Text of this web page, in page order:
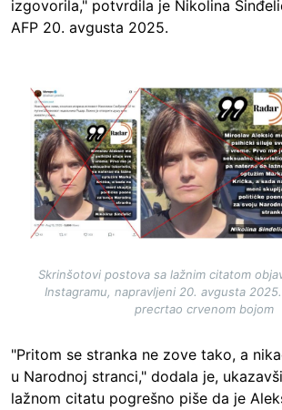
izgovorila," potvrdila je Nikolina
AFP 20. avgusta 2025.
Image
Skrinšotovi postova sa lažnim citatom
Instagramu, napravljeni 20. avgusta
precrtao crvenom bojom
"Pritom se stranka ne zove tako, a
u Narodnoj stranci," dodala je,
lažnom citatu pogrešno piše da je